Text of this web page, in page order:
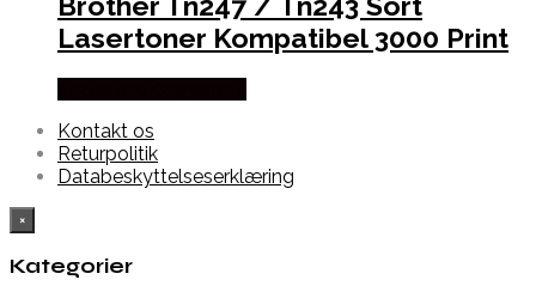
Lasertoner Kompatibel 3000 Print
Kontakt os
Returpolitik
Databeskyttelseserklæring
×
Kategorier